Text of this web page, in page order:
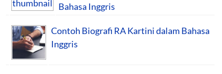
Bahasa Inggris
Contoh Biografi RA Kartini dalam Bahasa
Inggris